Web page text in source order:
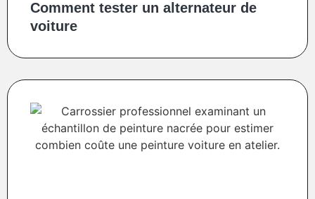
Comment tester un alternateur de
voiture